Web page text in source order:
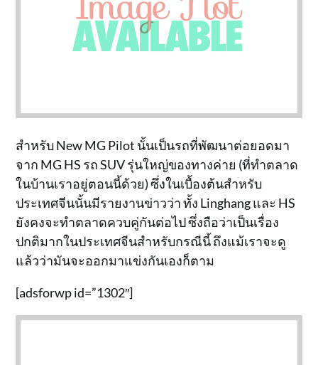
สำหรับ New MG Pilot นั้นเป็นรถที่พัฒนาต่อยอดมา
จาก MG HS รถ SUV รุ่นใหญ่ของทางค่าย (ที่ทำตลาด
ในบ้านเราอยู่ตอนนี้ด้วย) ซึ่งในเบื้องต้นสำหรับ
ประเทศจีนนั้นมีรายงานข่าวว่า ทั้ง Linghang และ HS
ยังคงจะทำตลาดควบคู่กันต่อไป ซึ่งถือว่าเป็นเรื่อง
ปกติมากในประเทศจีนสำหรับกรณีนี้ ถึงแม้เราจะดู
แล้วว่ามันจะออกมาแข่งกันเองก็ตาม
[adsforwp id=”1302″]